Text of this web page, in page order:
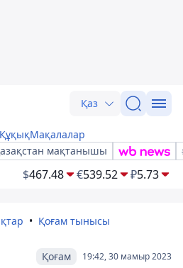
Қаз
ҚұқықМақалалар
мақтанышы
$467.48 €539.52 ₽5.73
Қоғам тынысы
19:42, 30 мамыр 2023
Қоғам